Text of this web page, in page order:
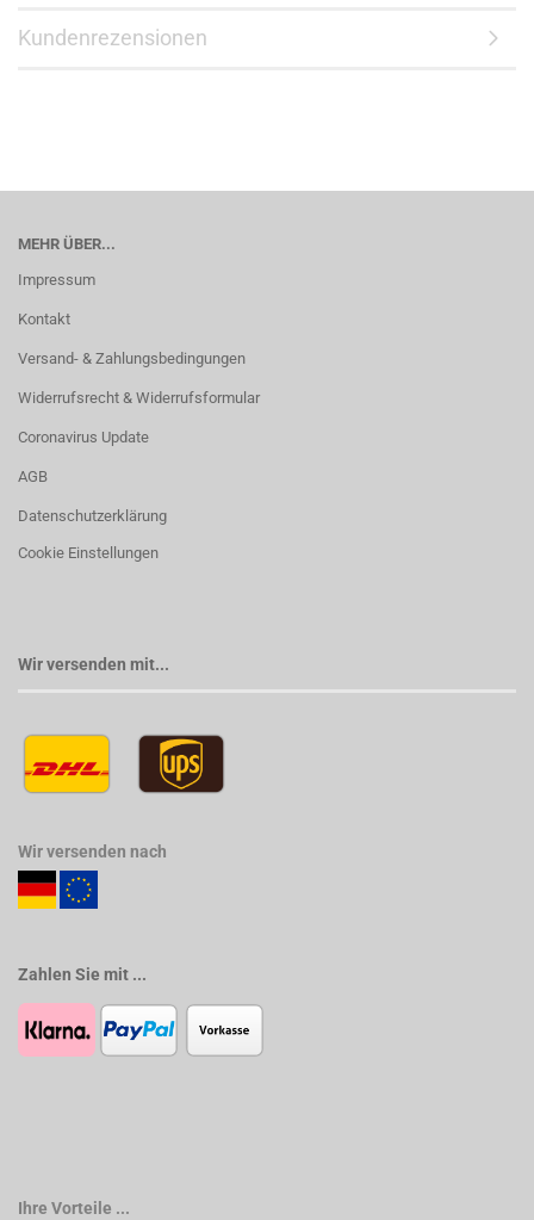
Kundenrezensionen
MEHR ÜBER...
Impressum
Kontakt
Versand- & Zahlungsbedingungen
Widerrufsrecht & Widerrufsformular
Coronavirus Update
AGB
Datenschutzerklärung
Cookie Einstellungen
Wir versenden mit...
Wir versenden nach
Zahlen Sie mit ...
Ihre Vorteile ...